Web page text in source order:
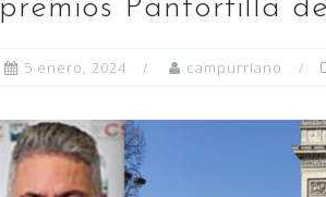
premios Pantortilla
5 enero, 2024 campurriano